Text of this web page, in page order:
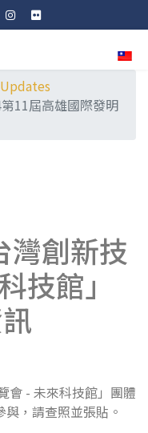
11屆高雄國際發明
灣創新技
技館」
會 - 未來科技館」團體
，請查照並張貼。